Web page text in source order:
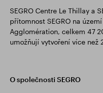
SEGRO Centre Le Thillay a
přítomnost SEGRO na
Agglomération, celkem 47
umožňují vytvoření více
O společnosti SEGRO